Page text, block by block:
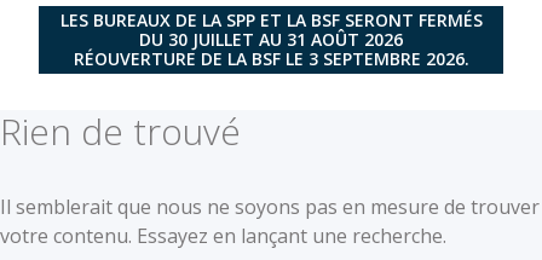
LES BUREAUX DE LA SPP ET LA BSF SERONT FERMÉS
DU 30 JUILLET AU 31 AOÛT 2026
RÉOUVERTURE DE LA BSF LE 3 SEPTEMBRE 2026.
Rien de trouvé
Il semblerait que nous ne soyons pas en mesure de trouver
votre contenu. Essayez en lançant une recherche.